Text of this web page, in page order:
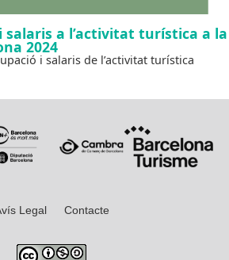
a l’activitat turística a la
2024
i salaris de l’activitat turística
Legal Contacte